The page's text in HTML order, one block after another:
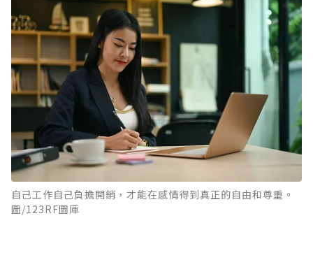
自己工作自己負擔開銷，才能在感情得到真正的自由和尊重。
圖/123RF圖庫